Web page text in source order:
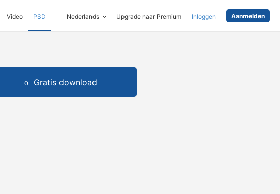
Video PSD Nederlands Upgrade naar Premium Inloggen Aanmelden
Gratis download